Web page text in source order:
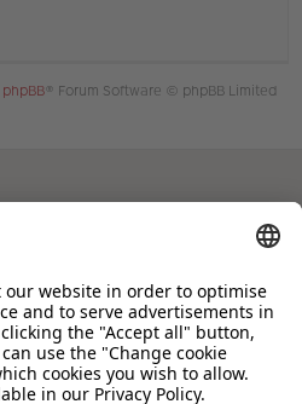
phpBB® Forum Software © phpBB Limited